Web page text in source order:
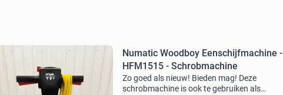
Numatic Woodboy Eenschijfmachine -
HFM1515 - Schrobmachine
Zo goed als nieuw! Bieden mag! Deze
schrobmachine is ook te gebruiken als